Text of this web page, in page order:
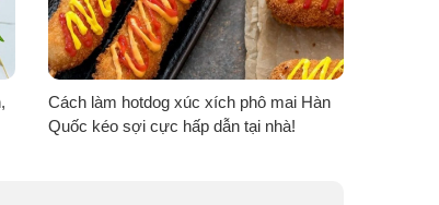
Cách làm hotdog xúc xích phô mai Hàn
Quốc kéo sợi cực hấp dẫn tại nhà!